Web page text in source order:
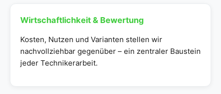
Wirtschaftlichkeit & Bewertung
Kosten, Nutzen und Varianten stellen wir
nachvollziehbar gegenüber – ein zentraler Baustein
jeder Technikerarbeit.